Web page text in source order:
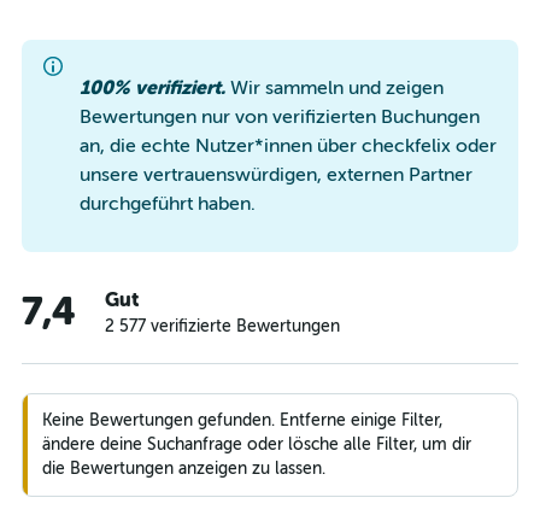
100% verifiziert. Wir sammeln und zeigen
Bewertungen nur von verifizierten Buchungen
an, die echte Nutzer*innen über checkfelix oder
unsere vertrauenswürdigen, externen Partner
durchgeführt haben.
7,4 Gut
2 577 verifizierte Bewertungen
Keine Bewertungen gefunden. Entferne einige Filter,
ändere deine Suchanfrage oder lösche alle Filter, um dir
die Bewertungen anzeigen zu lassen.